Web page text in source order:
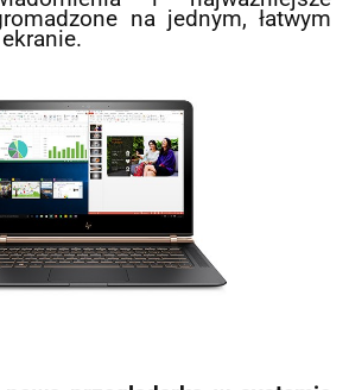
na jednym, łatwym